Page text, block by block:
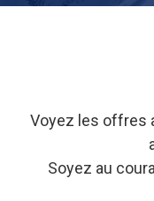
Voyez les offres
Soyez au